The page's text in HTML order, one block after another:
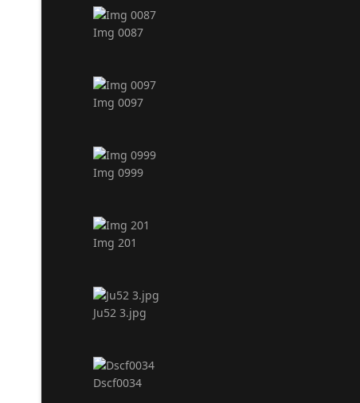
Img 0087
Img 0097
Img 0999
Img 201
Ju52 3.jpg
Dscf0034